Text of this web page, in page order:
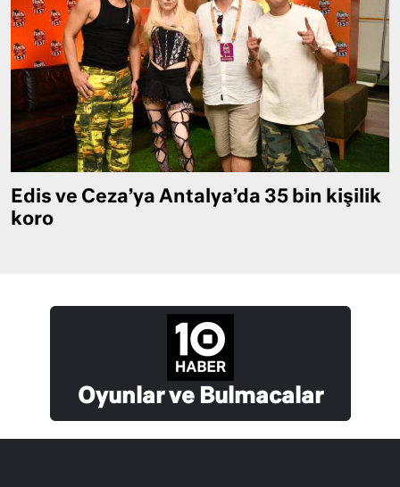
Edis ve Ceza’ya Antalya’da 35 bin kişilik
koro
Oyunlar ve Bulmacalar